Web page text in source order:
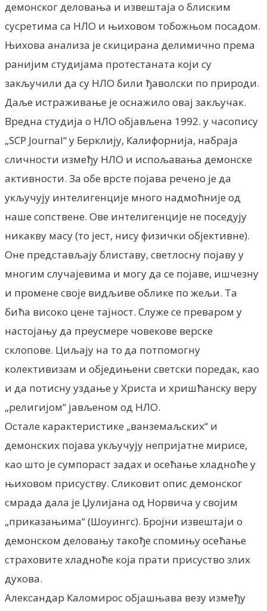
демонског деловања и извештаја о блиским
сусретима са НЛО и њиховом тобожњом посадом.
Њихова анализа је скицирана делимично према
ранијим студијама протестаната који су
закључили да су НЛО били ђаволски по природи.
Даље истраживање је оснажило овај закључак.
Вредна студија о НЛО објављена 1992. у часопису
„SCP Journal“ у Берклију, Калифорнија, набраја
сличности између НЛО и испољавања демонске
активности. За обе врсте појава речено је да
укључују интелигенције много надмоћније од
наше сопствене. Ове интелигенције не поседују
никакву масу (то јест, нису физички објективне).
Оне представљају блиставу, светлосну појаву у
многим случајевима и могу да се појаве, ишчезну
и промене своје видљиве облике по жељи. Та
бића високо цене тајност. Служе се преваром у
настојању да преусмере човекове верске
склопове. Циљају на то да потпомогну
колективизам и обједињени светски поредак, као
и да потисну уздање у Христа и хришћанску веру
„религијом“ јављеном од НЛО.
Остале карактеристике „ванземаљских“ и
демонских појава укључују непријатне мирисе,
као што је сумпораст задах и осећање хладноће у
њиховом присуству. Сликовит опис демонског
смрада дала је Џулијана од Норвича у својим
„приказањима“ (Шоуингс). Бројни извештаји о
демонском деловању такође спомињу осећање
страховите хладноће која прати присуство злих
духова.
Александар Каломирос објашњава везу између